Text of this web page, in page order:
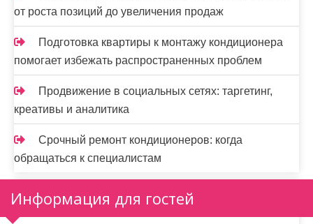
от роста позиций до увеличения продаж
Подготовка квартиры к монтажу кондиционера
помогает избежать распространенных проблем
Продвижение в социальных сетях: таргетинг,
креативы и аналитика
Срочный ремонт кондиционеров: когда
обращаться к специалистам
Информация для гостей